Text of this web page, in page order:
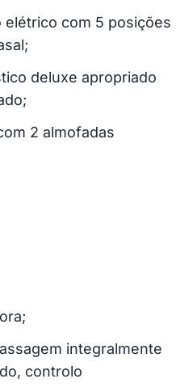
elétrico com 5 posições
deluxe apropriado
2 almofadas
integralmente
controlo